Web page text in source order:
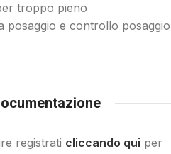
troppo pieno
posaggio e controllo posaggio
registrati cliccando qui per